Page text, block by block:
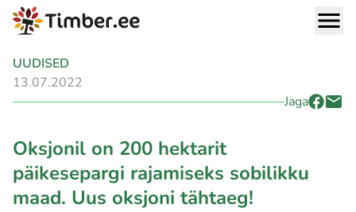
UUDISED
13.07.2022
Jaga
Oksjonil on 200 hektarit
päikesepargi rajamiseks sobilikku
maad. Uus oksjoni tähtaeg!